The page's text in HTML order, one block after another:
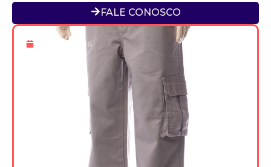
FALE CONOSCO
8 De Jun 2026